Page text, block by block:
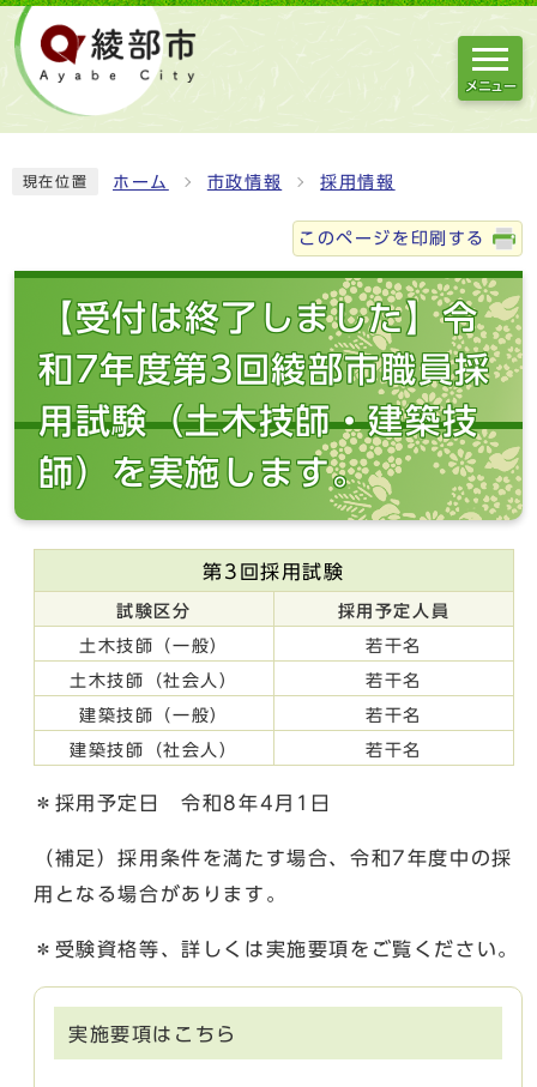
メニュー
現在位置 ホーム 市政情報 採用情報
このページを印刷する
【受付は終了しました】令
和7年度第3回綾部市職員採
用試験（土木技師・建築技
師）を実施します。
第3回採用試験
試験区分 採用予定人員
土木技師（一般） 若干名
土木技師（社会人） 若干名
建築技師（一般） 若干名
建築技師（社会人） 若干名
＊採用予定日 令和8年4月1日
（補足）採用条件を満たす場合、令和7年度中の採
用となる場合があります。
＊受験資格等、詳しくは実施要項をご覧ください。
実施要項はこちら